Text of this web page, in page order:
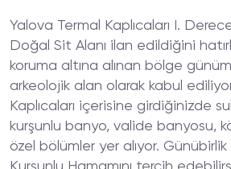
Yalova Termal Kaplıcaları I.
Doğal Sit Alanı ilan edildiğini
koruma altına alınan bölge
arkeolojik alan olarak kabul
Kaplıcaları içerisine girdiğinizde
kurşunlu banyo, valide banyosu,
özel bölümler yer alıyor. Günübirlik